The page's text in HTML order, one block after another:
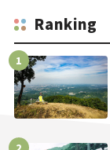
Ranking